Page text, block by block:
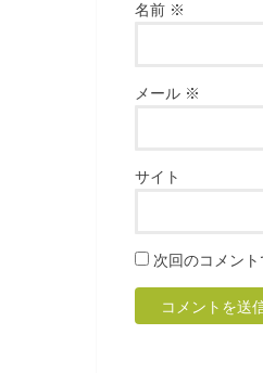
名前 ※
メール ※
サイト
次回のコメン